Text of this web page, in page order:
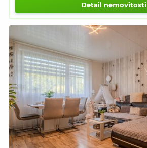
Detail nemovitosti